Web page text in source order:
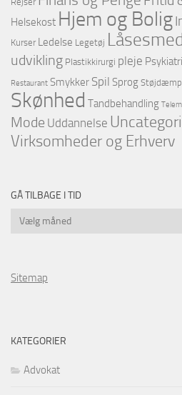
Helsekost Hjem og Bolig
Kurser Ledelse Legetøj
udvikling Plastikkirurgi pleje
Restaurant Smykker Spil Sprog
Skønhed Tandbehandling
Mode Uddannelse
Virksomheder og Erhverv
GÅ TILBAGE I TID
Gå
Sitemap
KATEGORIER
Advokat